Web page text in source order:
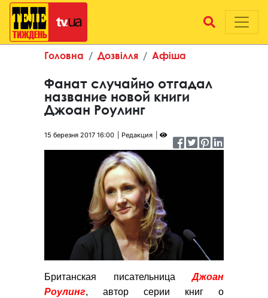
Головна Дозвілля Афіша
Фанат случайно отгадал
название новой книги
Джоан Роулинг
15 березня 2017 16:00 Редакция
Британская писательницаДжоан
Роулинг, автор серии книг о